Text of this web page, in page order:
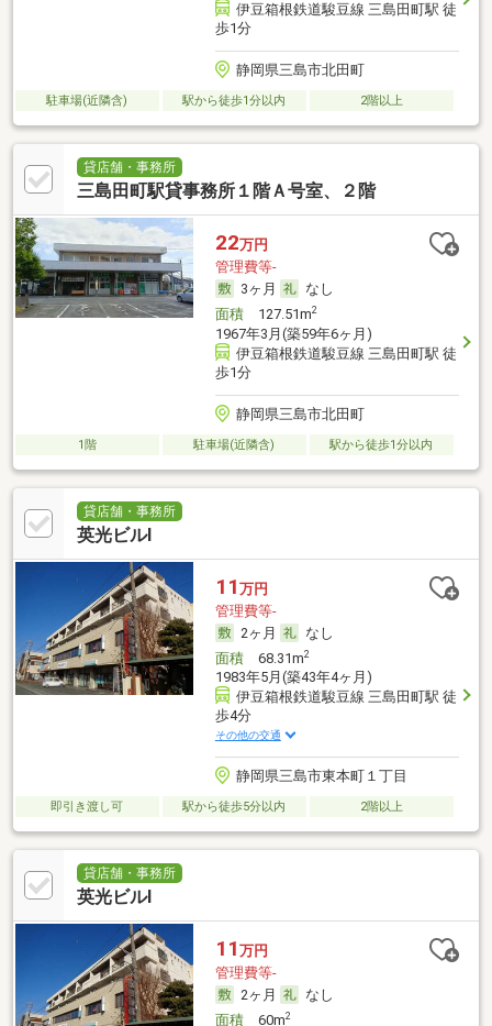
伊豆箱根鉄道駿豆線 三島田町駅 徒
歩1分
静岡県三島市北田町
駐車場(近隣含) 駅から徒歩1分以内 2階以上
貸店舗・事務所
三島田町駅貸事務所１階Ａ号室、２階
22万円
管理費等-
3ヶ月
なし
面積127.51m2
1967年3月(築59年6ヶ月)
伊豆箱根鉄道駿豆線 三島田町駅 徒
歩1分
静岡県三島市北田町
1階 駐車場(近隣含) 駅から徒歩1分以内
貸店舗・事務所
英光ビルⅠ
11 万円
管理費等-
2ヶ月
なし
面積68.31m2
1983年5月(築43年4ヶ月)
伊豆箱根鉄道駿豆線 三島田町駅 徒
歩4分
その他の交通
静岡県三島市東本町１丁目
即引き渡し可 駅から徒歩5分以内 2階以上
貸店舗・事務所
英光ビルⅠ
11 万円
管理費等-
2ヶ月
なし
面積60m2